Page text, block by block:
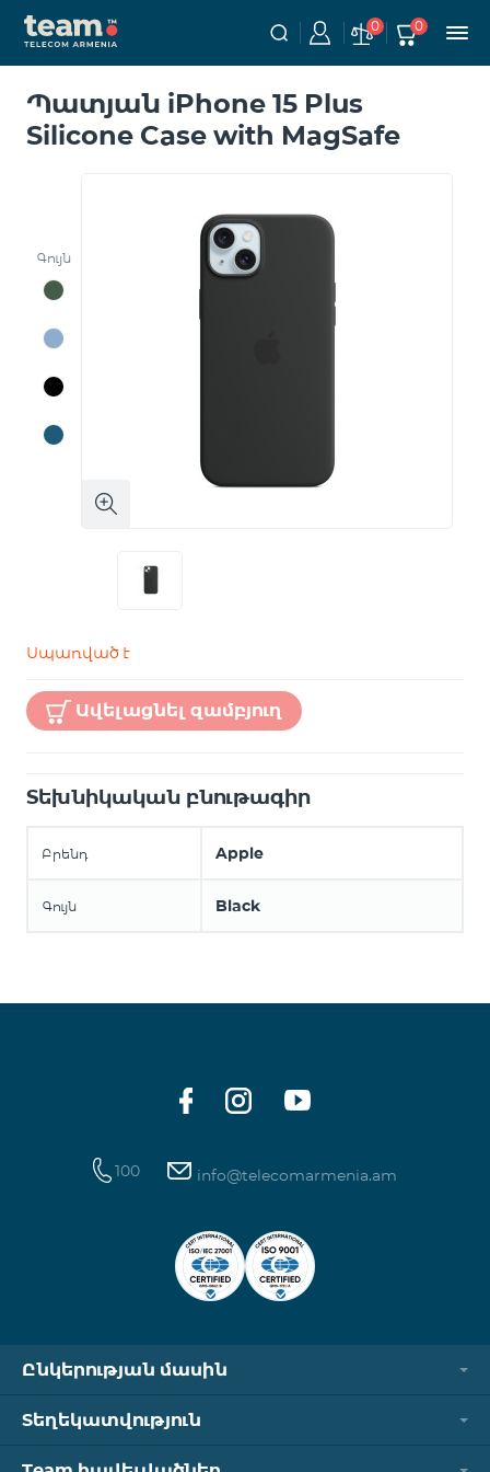
0 0
Պատյան iPhone 15 Plus
Silicone Case with MagSafe
Գույն
Սպառված է
Ավելացնել զամբյուղ
Տեխնիկական բնութագիր
Բրենդ Apple
Գույն Black
100 info@telecomarmenia.am
Ընկերության մասին
Տեղեկատվություն